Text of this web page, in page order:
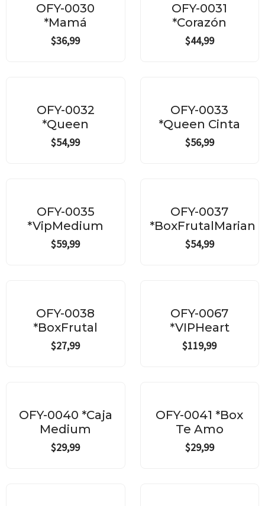
OFY-0030
*Mamá
$36,99
OFY-0031
*Corazón
$44,99
OFY-0032
*Queen
$54,99
OFY-0033
*Queen Cinta
$56,99
OFY-0035
*VipMedium
$59,99
OFY-0037
*BoxFrutalMarian
$54,99
OFY-0038
*BoxFrutal
$27,99
OFY-0067
*VIPHeart
$119,99
OFY-0040 *Caja
Medium
$29,99
OFY-0041 *Box
Te Amo
$29,99